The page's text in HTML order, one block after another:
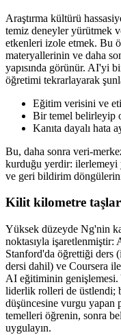
Araştırma kültürü
temiz deneyler yürütmek
etkenleri izole etmek. Bu
materyallerinin ve daha
yapısında görünür. AI'yi
öğretimi tekrarlayarak
Eğitim verisini ve
Bir temel belirleyip
Kanıta dayalı hata
Bu, daha sonra veri-
kurduğu yerdir: ilerlemeyi
ve geri bildirim
Kilit kilometre
Yüksek düzeyde Ng'nin
noktasıyla işaretlenmiştir:
Stanford'da öğrettiği ders
dersi dahil) ve Coursera
AI eğitiminin
liderlik rolleri de üstlendi;
düşüncesine vurgu
temelleri öğrenin, sonra
uygulayın.